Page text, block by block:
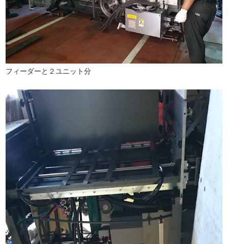
フィーダーと２ユニット分